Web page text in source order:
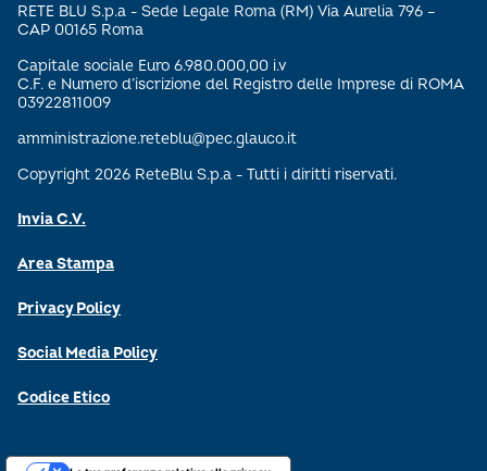
RETE BLU S.p.a - Sede Legale Roma (RM) Via Aurelia 796 –
CAP 00165 Roma
Capitale sociale Euro 6.980.000,00 i.v
C.F. e Numero d’iscrizione del Registro delle Imprese di ROMA
03922811009
amministrazione.reteblu@pec.glauco.it
Copyright 2026 ReteBlu S.p.a - Tutti i diritti riservati.
Invia C.V.
Area Stampa
Privacy Policy
Social Media Policy
Codice Etico